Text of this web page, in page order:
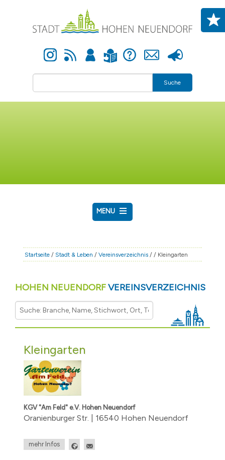
Instagram Newsfeed Anmelden Leichte Sprache Hilfe Kontakt Presse
Suche
MENU
RATHAUS & POLITIK
FAMILIE & BILDUNG
TOURISMUS
BAUEN & WIRTSCHAFT
Startseite /Stadt & Leben /Vereinsverzeichnis / / Kleingarten
HOHEN NEUENDORFVEREINSVERZEICHNIS
Kleingarten
KGV "Am Feld" e.V. Hohen Neuendorf
Oranienburger Str. | 16540 Hohen Neuendorf
mehr Infos